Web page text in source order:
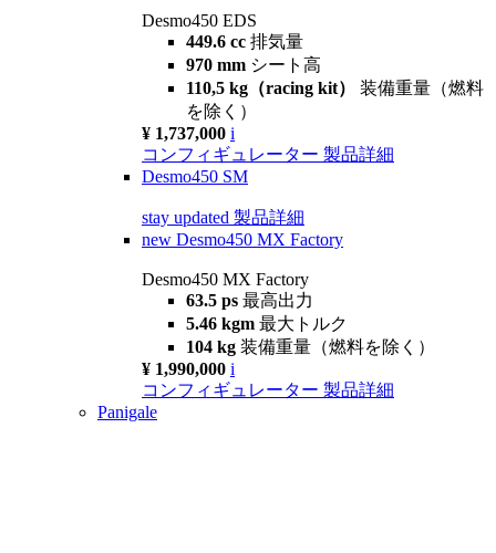
Desmo450 EDS
449.6 cc 排気量
970 mm シート高
110,5 kg（racing kit） 装備重量（燃料
を除く）
¥ 1,737,000 i
コンフィギュレーター 製品詳細
Desmo450 SM
stay updated 製品詳細
new Desmo450 MX Factory
Desmo450 MX Factory
63.5 ps 最高出力
5.46 kgm 最大トルク
104 kg 装備重量（燃料を除く）
¥ 1,990,000 i
コンフィギュレーター 製品詳細
Panigale